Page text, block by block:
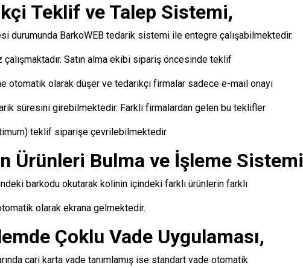
Teklif ve Talep Sistemi,
durumunda BarkoWEB tedarik sistemi ile entegre çalışabilmektedir.
çalışmaktadır. Satın alma ekibi sipariş öncesinde teklif
otomatik olarak düşer ve tedarikçi firmalar sadece e-mail onayı
süresini girebilmektedir. Farklı firmalardan gelen bu teklifler
teklif siparişe çevrilebilmektedir.
Ürünleri Bulma ve İşleme Sistemi
barkodu okutarak kolinin içindeki farklı ürünlerin farklı
olarak ekrana gelmektedir.
Çoklu Vade Uygulaması,
cari karta vade tanımlamış ise standart vade otomatik